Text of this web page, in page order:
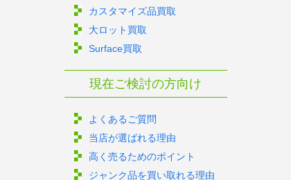
カスタマイズ品買取
大ロット買取
Surface買取
現在ご検討の方向け
よくあるご質問
当店が選ばれる理由
高く売るためのポイント
ジャンク品を買い取れる理由